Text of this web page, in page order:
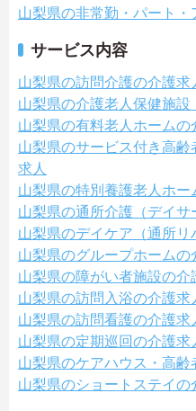
山梨県の非常勤・パート・
サービス内容
山梨県の訪問介護の介護求
山梨県の介護老人保健施設
山梨県の有料老人ホームの
山梨県のサービス付き高
求人
山梨県の特別養護老人ホー
山梨県の通所介護（デイサ
山梨県のデイケア（通所リ
山梨県のグループホームの
山梨県の障がい者施設の介
山梨県の訪問入浴の介護求
山梨県の訪問看護の介護求
山梨県の定期巡回の介護求
山梨県のケアハウス・高齢
山梨県のショートステイの